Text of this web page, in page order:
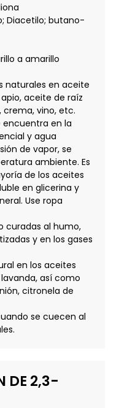
Diacetilo; butano-
a amarillo
naturales en aceite
aceite de raíz
crema, vino, etc.
encuentra en la
y agua
de vapor, se
ambiente. Es
de los aceites
en glicerina y
Use ropa
curadas al humo,
y en los gases
en los aceites
así como
citronela de
se cuecen al
DE 2,3-